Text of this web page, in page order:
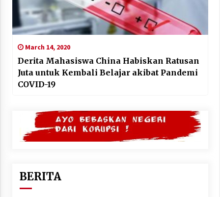
March 14, 2020
Derita Mahasiswa China Habiskan Ratusan
Juta untuk Kembali Belajar akibat Pandemi
COVID-19
BERITA